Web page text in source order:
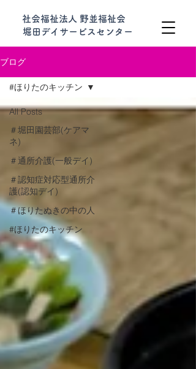
社会福祉法人 野並福祉会
堀田デイサービスセンター
ブログ
All Posts
＃堀田園芸部(ケアマ
ネ)
＃通所介護(一般デイ)
＃認知症対応型通所介
護(認知デイ)
＃ほりたぬきの中の人
#ほりたのキッチン
#ほりたのキッチン